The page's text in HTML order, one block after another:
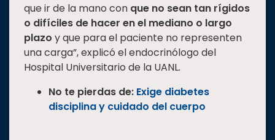
que ir de la mano con que no sean tan rígidos
o difíciles de hacer en el mediano o largo
plazo y que para el paciente no representen
una carga”, explicó el endocrinólogo del
Hospital Universitario de la UANL.
No te pierdas de: Exige diabetes
disciplina y cuidado del cuerpo